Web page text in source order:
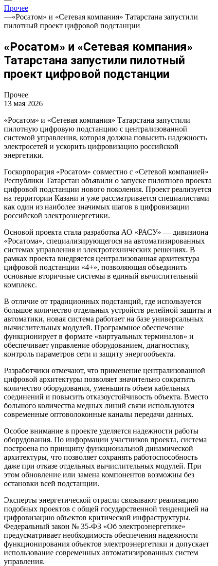
Прочее
—«Росатом» и «Сетевая компания» Татарстана запустили
пилотный проект цифровой подстанции
«Росатом» и «Сетевая компания»
Татарстана запустили пилотный
проект цифровой подстанции
Прочее
13 мая 2026
«Росатом» и «Сетевая компания» Татарстана запустили
пилотную цифровую подстанцию с централизованной
системой управления, которая должна повысить надежность
электросетей и ускорить цифровизацию российской
энергетики.
Госкорпорация «Росатом» совместно с «Сетевой компанией»
Республики Татарстан объявили о запуске пилотного проекта
цифровой подстанции нового поколения. Проект реализуется
на территории Казани и уже рассматривается специалистами
как один из наиболее значимых шагов в цифровизации
российской электроэнергетики.
Основой проекта стала разработка АО «РАСУ» — дивизиона
«Росатома», специализирующегося на автоматизированных
системах управления и электротехнических решениях. В
рамках проекта внедряется централизованная архитектура
цифровой подстанции «4+», позволяющая объединить
основные вторичные системы в единый вычислительный
комплекс.
В отличие от традиционных подстанций, где используется
большое количество отдельных устройств релейной защиты и
автоматики, новая система работает на базе универсальных
вычислительных модулей. Программное обеспечение
функционирует в формате «виртуальных терминалов» и
обеспечивает управление оборудованием, диагностику,
контроль параметров сети и защиту энергообъекта.
Разработчики отмечают, что применение централизованной
цифровой архитектуры позволяет значительно сократить
количество оборудования, уменьшить объем кабельных
соединений и повысить отказоустойчивость объекта. Вместо
большого количества медных линий связи используются
современные оптоволоконные каналы передачи данных.
Особое внимание в проекте уделяется надежности работы
оборудования. По информации участников проекта, система
построена по принципу функциональной динамической
архитектуры, что позволяет сохранять работоспособность
даже при отказе отдельных вычислительных модулей. При
этом обновление или замена компонентов возможны без
остановки всей подстанции.
Эксперты энергетической отрасли связывают реализацию
подобных проектов с общей государственной тенденцией на
цифровизацию объектов критической инфраструктуры.
Федеральный закон № 35-ФЗ «Об электроэнергетике»
предусматривает необходимость обеспечения надежности
функционирования объектов электроэнергетики и допускает
использование современных автоматизированных систем
управления.